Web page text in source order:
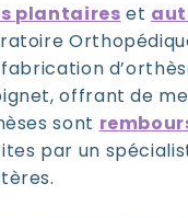
plantaires et
offrant de
sont
par un